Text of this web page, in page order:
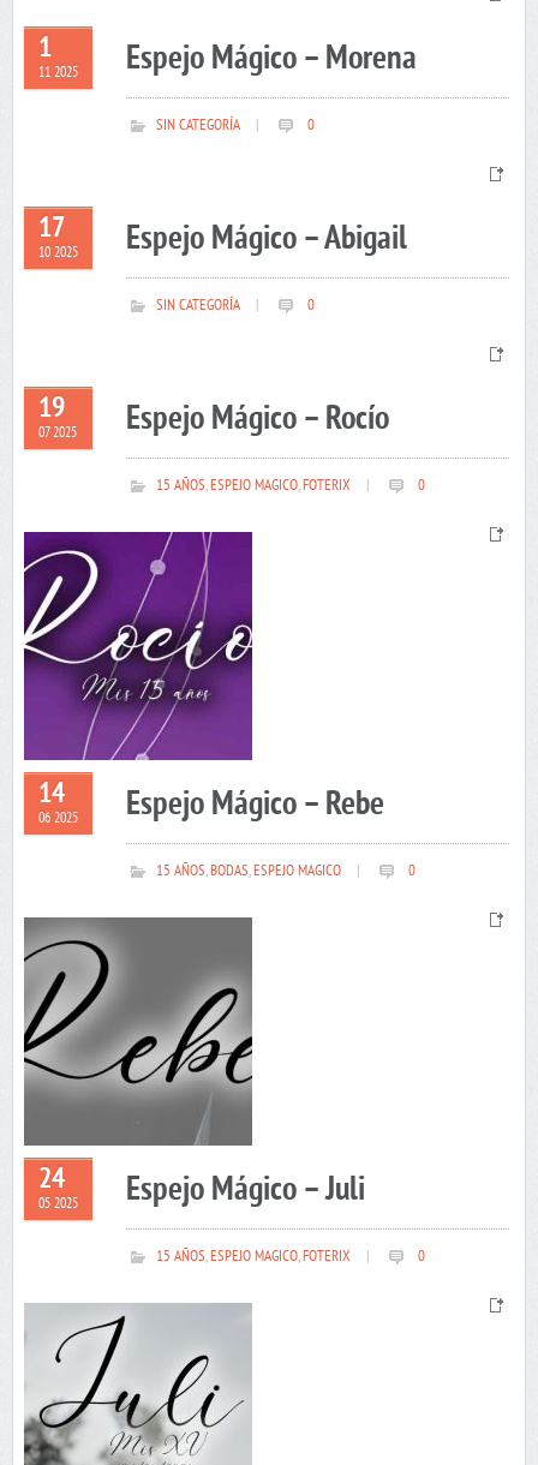
1
11 2025 Espejo Mágico – Morena
SIN CATEGORÍA 0
17
10 2025 Espejo Mágico – Abigail
SIN CATEGORÍA 0
19
07 2025 Espejo Mágico – Rocío
15 AÑOS,ESPEJO MAGICO,FOTERIX 0
14
06 2025 Espejo Mágico – Rebe
15 AÑOS,BODAS,ESPEJO MAGICO 0
24
05 2025 Espejo Mágico – Juli
15 AÑOS,ESPEJO MAGICO,FOTERIX 0